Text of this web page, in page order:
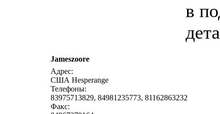
в
Jameszoore
Адрес:
США Hesperange
Телефоны:
83975713829, 84981235773, 81162863232
Факс: